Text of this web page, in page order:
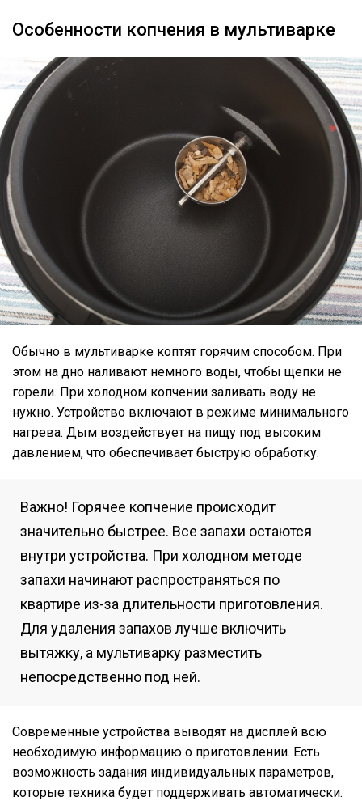
Особенности копчения в мультиварке
Обычно в мультиварке коптят горячим способом. При
этом на дно наливают немного воды, чтобы щепки не
горели. При холодном копчении заливать воду не
нужно. Устройство включают в режиме минимального
нагрева. Дым воздействует на пищу под высоким
давлением, что обеспечивает быструю обработку.
Важно! Горячее копчение происходит
значительно быстрее. Все запахи остаются
внутри устройства. При холодном методе
запахи начинают распространяться по
квартире из-за длительности приготовления.
Для удаления запахов лучше включить
вытяжку, а мультиварку разместить
непосредственно под ней.
Современные устройства выводят на дисплей всю
необходимую информацию о приготовлении. Есть
возможность задания индивидуальных параметров,
которые техника будет поддерживать автоматически.